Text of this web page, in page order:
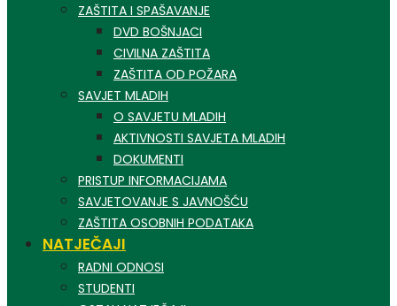
ZAŠTITA I SPAŠAVANJE
DVD BOŠNJACI
CIVILNA ZAŠTITA
ZAŠTITA OD POŽARA
SAVJET MLADIH
O SAVJETU MLADIH
AKTIVNOSTI SAVJETA MLADIH
DOKUMENTI
PRISTUP INFORMACIJAMA
SAVJETOVANJE S JAVNOŠĆU
ZAŠTITA OSOBNIH PODATAKA
NATJEČAJI
RADNI ODNOSI
STUDENTI